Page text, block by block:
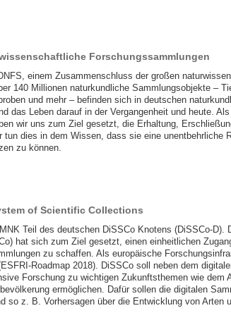
Forschungssammlungen
einem Zusammenschluss der großen
140 Millionen naturkundliche Sammlungsobjekte –
und mehr – befinden sich in deutschen
das Leben darauf in der Vergangenheit und heute.
wir uns zum Ziel gesetzt, die Erhaltung,
tun dies in dem Wissen, dass sie eine unentbehrliche
zu können.
of Scientific Collections
Teil des deutschen DiSSCo Knotens (DiSSCo-D).
hat sich zum Ziel gesetzt, einen einheitlichen
zu schaffen. Als europäische
Roadmap 2018). DiSSCo soll neben dem
Forschung zu wichtigen Zukunftsthemen wie dem
ermöglichen. Dafür sollen die digitalen
so z. B. Vorhersagen über die Entwicklung von Arten